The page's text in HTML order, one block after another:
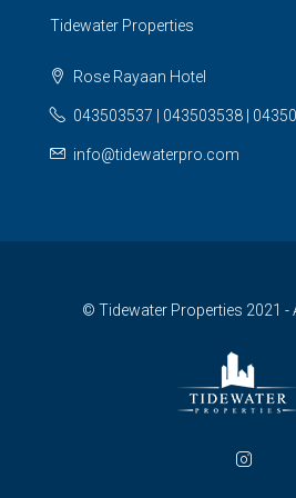
Tidewater Properties
Rose Rayaan Hotel
043503537 | 043503538 |
info@tidewaterpro.com
© Tidewater Properties 2021 -